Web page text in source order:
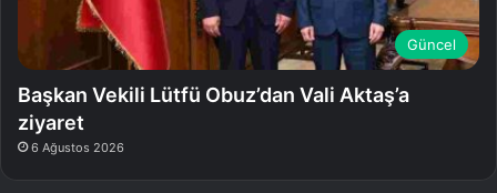
Güncel
Başkan Vekili Lütfü Obuz’dan Vali Aktaş’a
ziyaret
6 Ağustos 2026